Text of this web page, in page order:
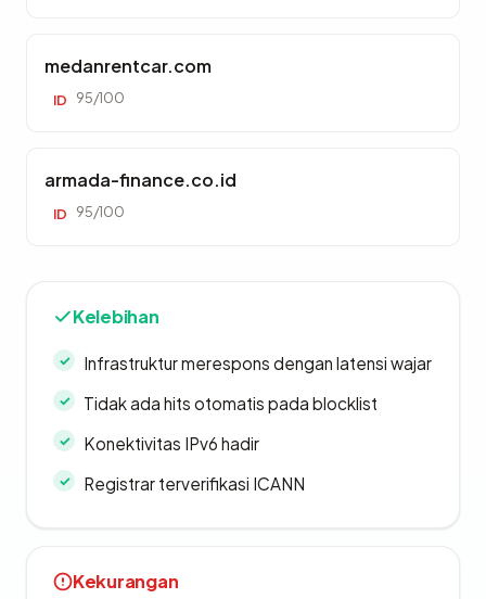
medanrentcar.com
ID 95/100
armada-finance.co.id
ID 95/100
Kelebihan
Infrastruktur merespons dengan latensi wajar
Tidak ada hits otomatis pada blocklist
Konektivitas IPv6 hadir
Registrar terverifikasi ICANN
Kekurangan